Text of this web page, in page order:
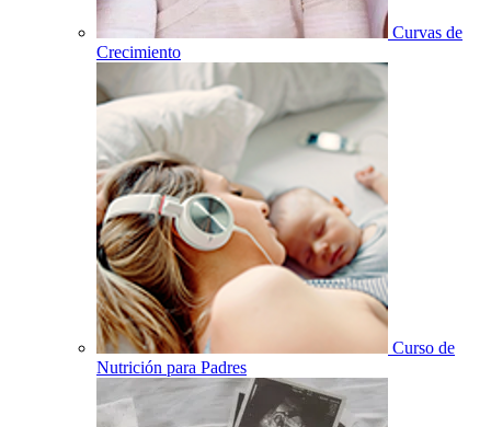
Curvas de
Crecimiento
Curso de
Nutrición para Padres